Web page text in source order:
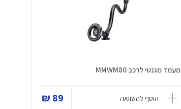
מעמד מגנטי לרכב MMWM80
הוסף להשוואה 89 ₪